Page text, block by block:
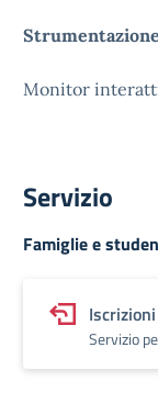
Monitor
Servizio
Famiglie e
Servizio